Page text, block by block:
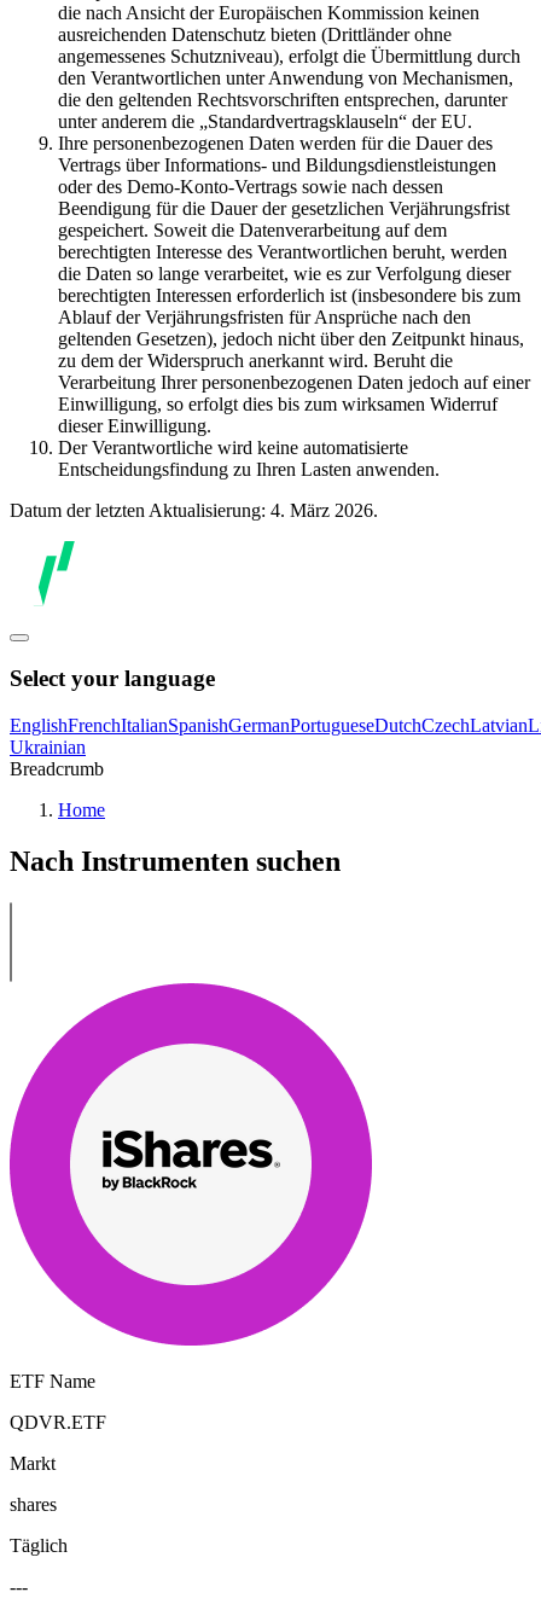
die nach Ansicht der Europäischen Kommission keinen
ausreichenden Datenschutz bieten (Drittländer ohne
angemessenes Schutzniveau), erfolgt die Übermittlung durch
den Verantwortlichen unter Anwendung von Mechanismen,
die den geltenden Rechtsvorschriften entsprechen, darunter
unter anderem die „Standardvertragsklauseln“ der EU.
Ihre personenbezogenen Daten werden für die Dauer des
Vertrags über Informations- und Bildungsdienstleistungen
oder des Demo-Konto-Vertrags sowie nach dessen
Beendigung für die Dauer der gesetzlichen Verjährungsfrist
gespeichert. Soweit die Datenverarbeitung auf dem
berechtigten Interesse des Verantwortlichen beruht, werden
die Daten so lange verarbeitet, wie es zur Verfolgung dieser
berechtigten Interessen erforderlich ist (insbesondere bis zum
Ablauf der Verjährungsfristen für Ansprüche nach den
geltenden Gesetzen), jedoch nicht über den Zeitpunkt hinaus,
zu dem der Widerspruch anerkannt wird. Beruht die
Verarbeitung Ihrer personenbezogenen Daten jedoch auf einer
Einwilligung, so erfolgt dies bis zum wirksamen Widerruf
dieser Einwilligung.
Der Verantwortliche wird keine automatisierte
Entscheidungsfindung zu Ihren Lasten anwenden.
Datum der letzten Aktualisierung: 4. März 2026.
Select your language
EnglishFrenchItalianSpanishGermanPortugueseDutchCzechLatvian
Ukrainian
Breadcrumb
Home
Nach Instrumenten suchen
ETF Name
QDVR.ETF
Markt
shares
Täglich
---